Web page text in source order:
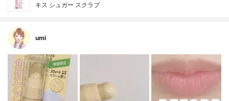
キス シュガー スクラブ
umi